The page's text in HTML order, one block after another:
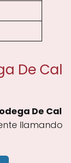
De Cal
De Cal
llamando